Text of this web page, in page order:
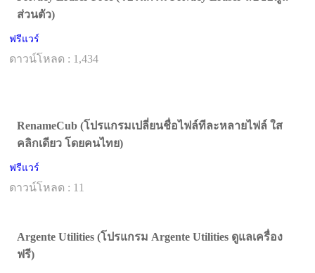
ส่วนตัว)
ฟรีแวร์
ดาวน์โหลด : 1,434
RenameCub (โปรแกรมเปลี่ยนชื่อไฟล์ทีละหลายไฟล์ ใส
คลิกเดียว โดยคนไทย)
ฟรีแวร์
ดาวน์โหลด : 11
Argente Utilities (โปรแกรม Argente Utilities ดูแลเครื่อง
ฟรี)